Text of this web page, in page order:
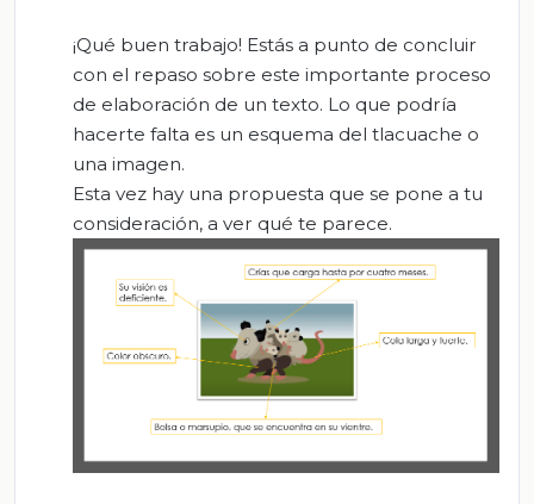
¡Qué buen trabajo! Estás a punto de concluir
con el repaso sobre este importante proceso
de elaboración de un texto. Lo que podría
hacerte falta es un esquema del tlacuache o
una imagen.
Esta vez hay una propuesta que se pone a tu
consideración, a ver qué te parece.